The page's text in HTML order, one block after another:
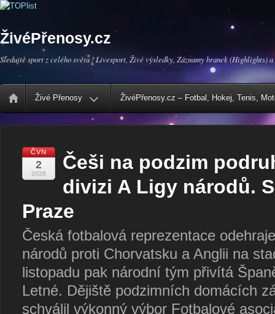
ŽivéPřenosy.cz
Sledujte sport z celého světa ! Livesport, Živé výsledky, Záznamy branek (Highlights) a
Živé Přenosy ŽivéPřenosy.cz – Fotbal, Hokej, Tenis,
ČVN
2
2026
Češi na podzim
divizi A Ligy národů.
Praze
Česká fotbalová reprezentace
národů proti Chorvatsku a Anglii na
listopadu pak národní tým přivítá
Letné. Dějiště podzimních domácích
schválil výkonný výbor Fotbalové